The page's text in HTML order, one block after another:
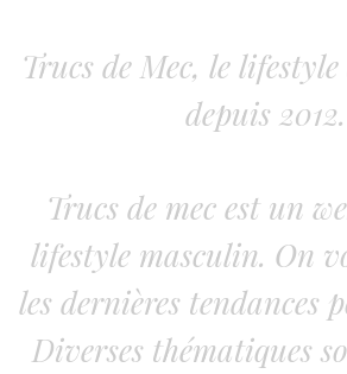
Trucs de Mec, le
depuis 2012.
Trucs de mec est un
lifestyle masculin. On
les dernières tendances
Diverses thématiques